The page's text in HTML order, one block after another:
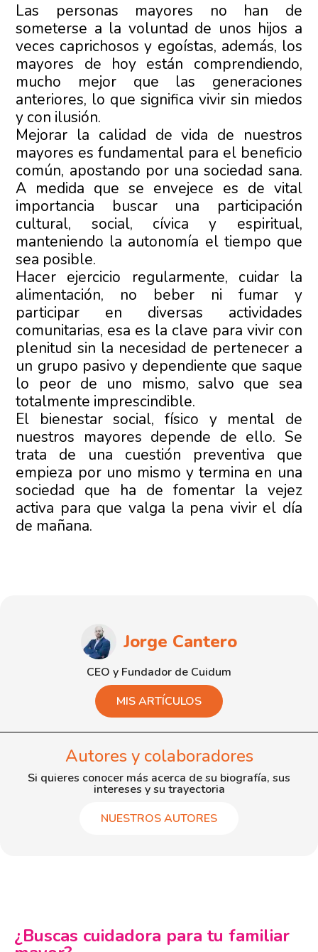
Las personas mayores no han de
someterse a la voluntad de unos hijos a
veces caprichosos y egoístas, además, los
mayores de hoy están comprendiendo,
mucho mejor que las generaciones
anteriores, lo que significa vivir sin miedos
y con ilusión.
Mejorar la calidad de vida de nuestros
mayores es fundamental para el beneficio
común, apostando por una sociedad sana.
A medida que se envejece es de vital
importancia buscar una participación
cultural, social, cívica y espiritual,
manteniendo la autonomía el tiempo que
sea posible.
Hacer ejercicio regularmente, cuidar la
alimentación, no beber ni fumar y
participar en diversas actividades
comunitarias, esa es la clave para vivir con
plenitud sin la necesidad de pertenecer a
un grupo pasivo y dependiente que saque
lo peor de uno mismo, salvo que sea
totalmente imprescindible.
El bienestar social, físico y mental de
nuestros mayores depende de ello. Se
trata de una cuestión preventiva que
empieza por uno mismo y termina en una
sociedad que ha de fomentar la vejez
activa para que valga la pena vivir el día
de mañana.
Jorge Cantero
CEO y Fundador de Cuidum
MIS ARTÍCULOS
Autores y colaboradores
Si quieres conocer más acerca de su biografía, sus
intereses y su trayectoria
NUESTROS AUTORES
¿Buscas cuidadora para tu familiar